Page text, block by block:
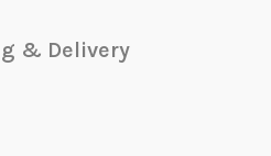
& Delivery